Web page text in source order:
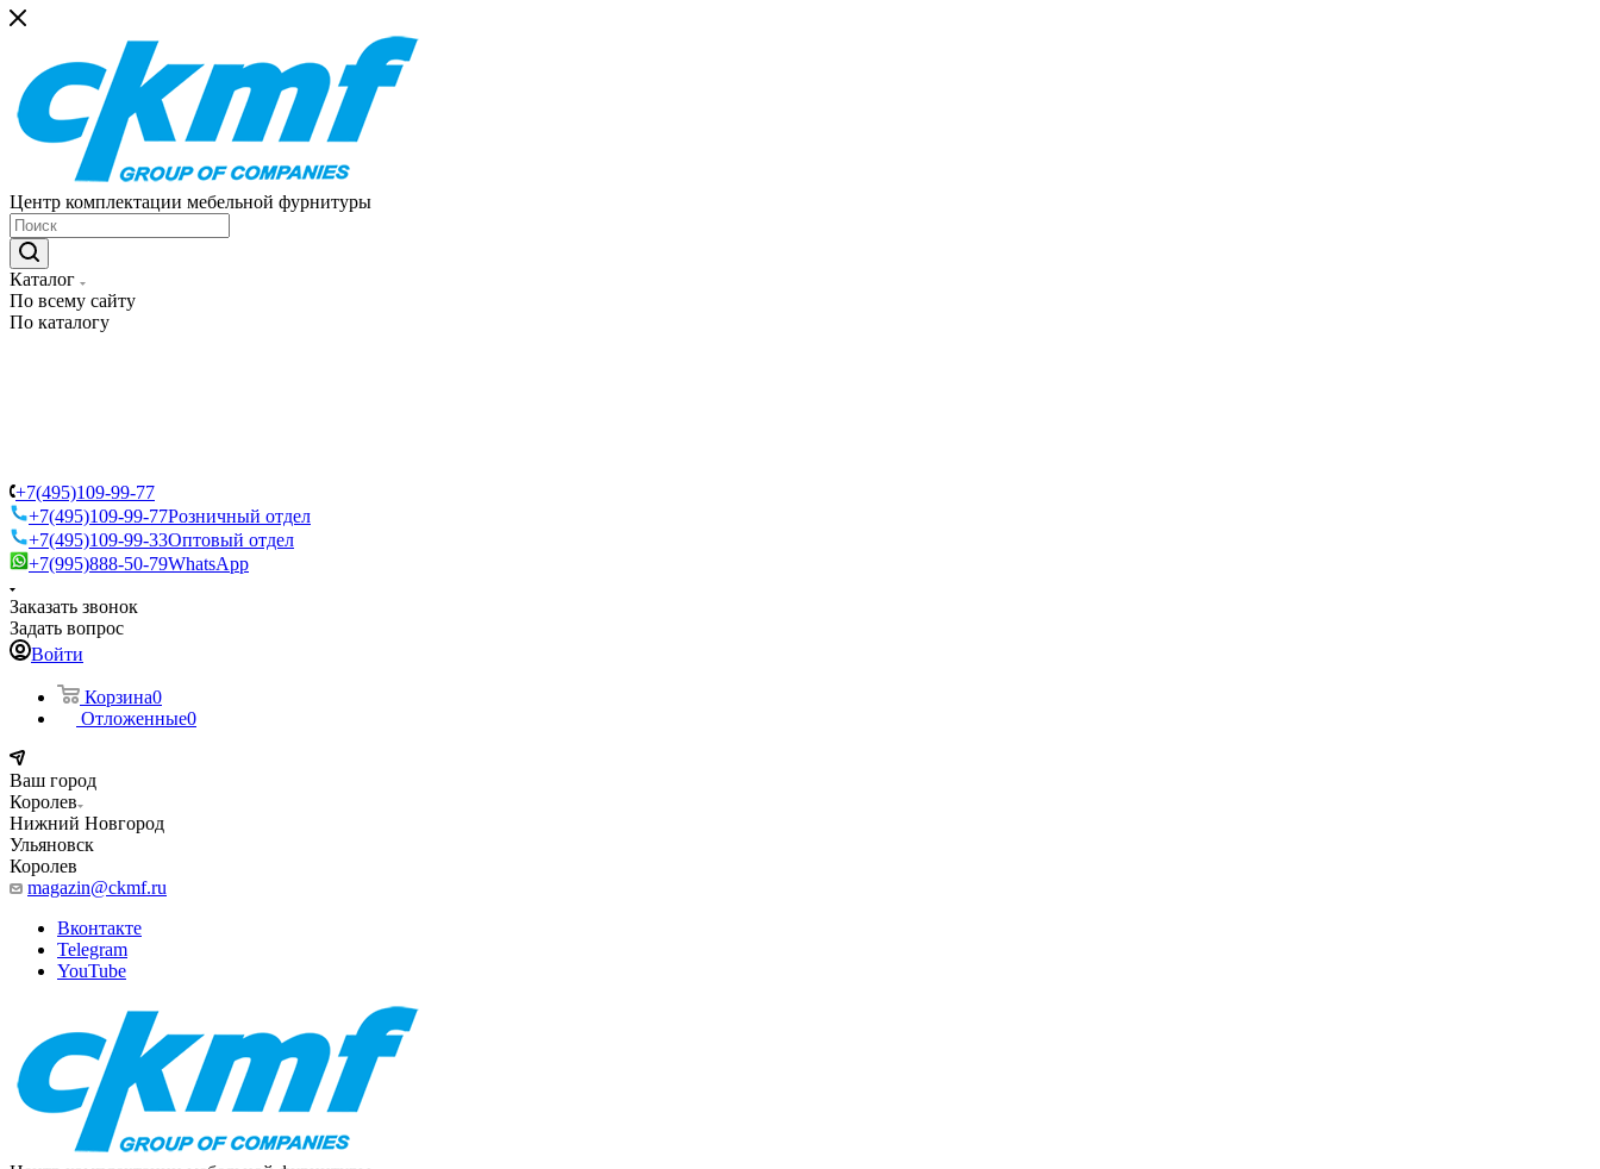
Центр комплектации мебельной фурнитуры
Каталог
По всему сайту
По каталогу
+7(495)109-99-77
+7(495)109-99-77Розничный отдел
+7(495)109-99-33Оптовый отдел
+7(995)888-50-79WhatsApp
Заказать звонок
Задать вопрос
Войти
Корзина0
Отложенные0
Ваш город
Королев
Нижний Новгород
Ульяновск
Королев
magazin@ckmf.ru
Вконтакте
Telegram
YouTube